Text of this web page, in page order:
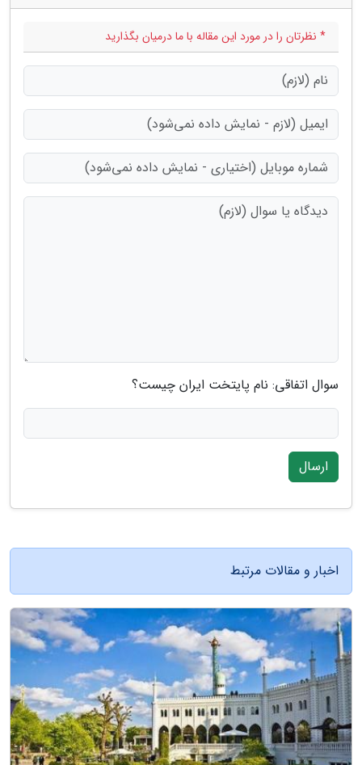
* نظرتان را در مورد این مقاله با ما درمیان بگذارید
سوال اتفاقی: نام پایتخت ایران چیست؟
ارسال
اخبار و مقالات مرتبط